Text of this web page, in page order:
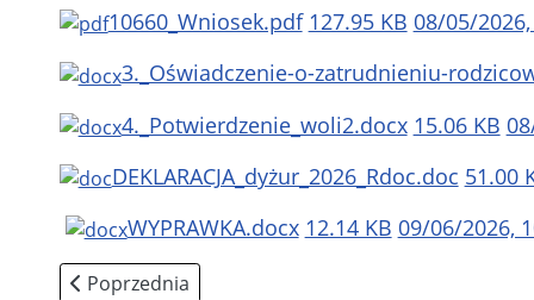
10660_Wniosek.pdf 127.95 KB 08/05/
3._Oświadczenie-o-zatrudnieniu-
4._Potwierdzenie_woli2.docx 15.06 KB
DEKLARACJA_dyżur_2026_Rdoc.doc 51.00
WYPRAWKA.docx 12.14 KB 09/06/2026,
Poprzednia strona: Przedszkolny E-mentor
Poprzednia